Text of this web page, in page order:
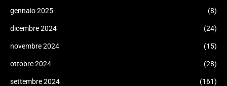
gennaio 2025 (8)
dicembre 2024 (24)
novembre 2024 (15)
ottobre 2024 (28)
settembre 2024 (161)